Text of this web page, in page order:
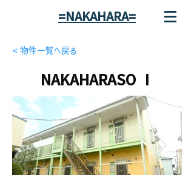
=NAKAHARA=
< 物件一覧へ戻る
NAKAHARASO Ⅰ